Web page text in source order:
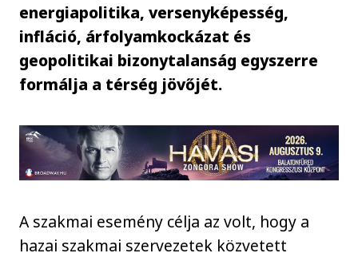
energiapolitika, versenyképesség,
infláció, árfolyamkockázat és
geopolitikai bizonytalanság egyszerre
formálja a térség jövőjét.
A szakmai esemény célja az volt, hogy a
hazai szakmai szervezetek közvetett